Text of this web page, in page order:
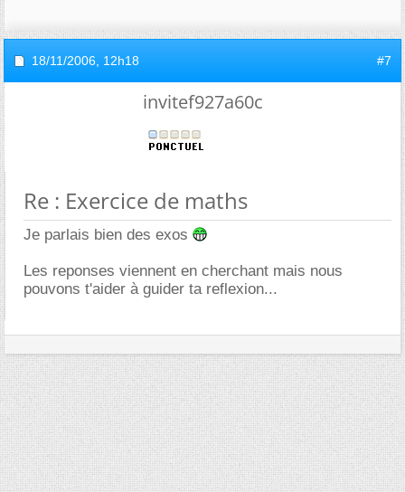
18/11/2006, 12h18 #7
invitef927a60c
Re : Exercice de maths
Je parlais bien des exos
Les reponses viennent en cherchant mais nous
pouvons t'aider à guider ta reflexion...